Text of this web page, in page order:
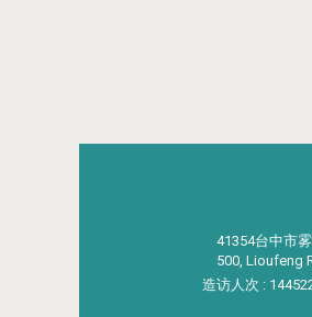
41354台中市
500, Lioufeng
造访人次 :